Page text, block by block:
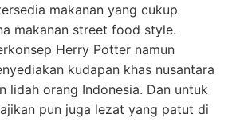
makanan yang cukup
makanan street food style.
Herry Potter namun
kudapan khas nusantara
lidah orang Indonesia. Dan untuk
pun juga lezat yang patut di